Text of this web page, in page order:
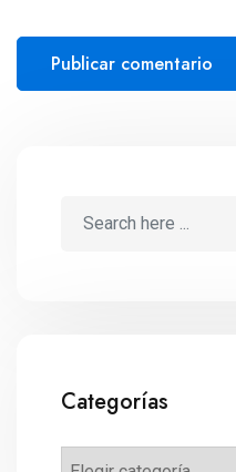
Categorías